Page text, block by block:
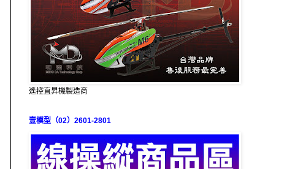
遙控直昇機製造商
壹模型（02）2601-2801